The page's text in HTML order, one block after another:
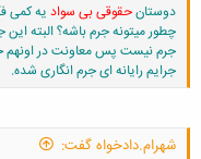
دوستانحقوقی بی سوادیه کمی
چطور میتونه جرم باشه؟ البته
جرایم رایانه ای جرم انگاری شده.
شهرام.دادخواه گفت: